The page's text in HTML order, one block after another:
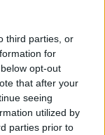
third parties, or
for
opt-out
that after your
seeing
utilized by
parties prior to
μέτωπο του
ανακοίνωσε
τηλεφωνική